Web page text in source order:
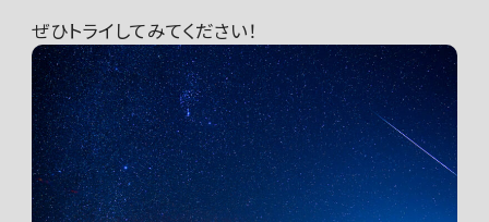
ぜひトライしてみてください！